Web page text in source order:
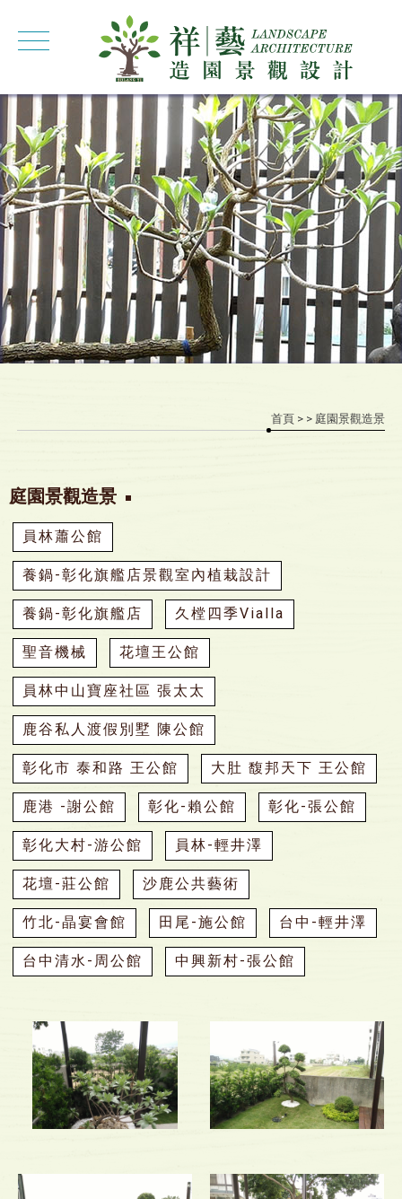
首頁 > > 庭園景觀造景
庭園景觀造景
員林蕭公館
養鍋-彰化旗艦店景觀室內植栽設計
養鍋-彰化旗艦店 久樘四季Vialla
聖音機械 花壇王公館
員林中山寶座社區 張太太
鹿谷私人渡假別墅 陳公館
彰化市 泰和路 王公館 大肚 馥邦天下 王公館
鹿港 -謝公館 彰化-賴公館 彰化-張公館
彰化大村-游公館 員林-輕井澤
花壇-莊公館 沙鹿公共藝術
竹北-晶宴會館 田尾-施公館 台中-輕井澤
台中清水-周公館 中興新村-張公館